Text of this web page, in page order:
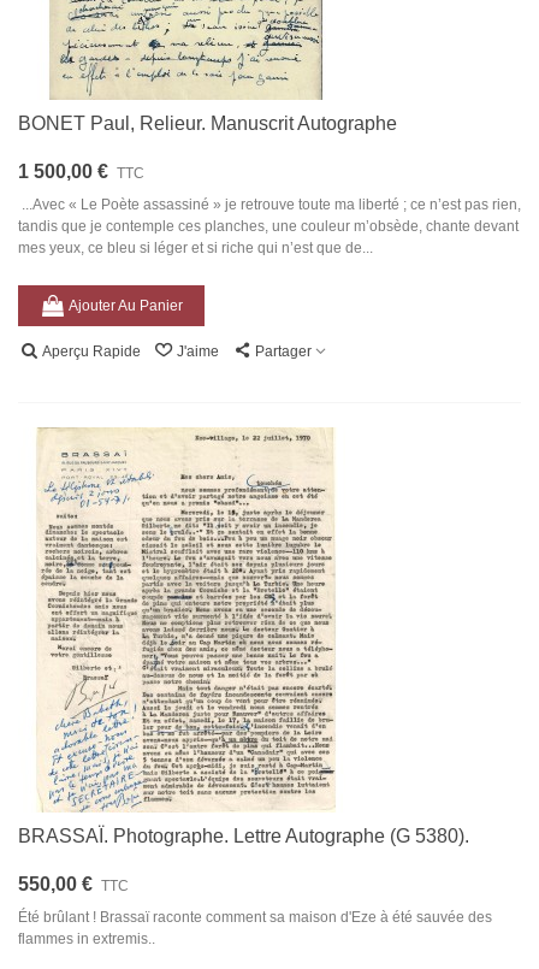
BONET Paul, Relieur. Manuscrit Autographe
1 500,00 € TTC
...Avec « Le Poète assassiné » je retrouve toute ma liberté ; ce n’est pas rien,
tandis que je contemple ces planches, une couleur m’obsède, chante devant
mes yeux, ce bleu si léger et si riche qui n’est que de...
Ajouter Au Panier
Aperçu Rapide J'aime Partager
BRASSAÏ. Photographe. Lettre Autographe (G 5380).
550,00 € TTC
Été brûlant ! Brassaï raconte comment sa maison d'Eze à été sauvée des
flammes in extremis..